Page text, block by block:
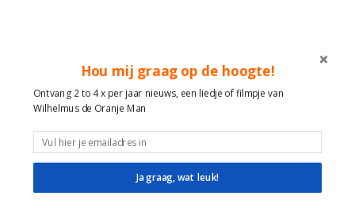
Hou mij graag op de hoogte!
Ontvang 2 to 4 x per jaar nieuws, een liedje of filmpje van
Wilhelmus de Oranje Man
Ja graag, wat leuk!